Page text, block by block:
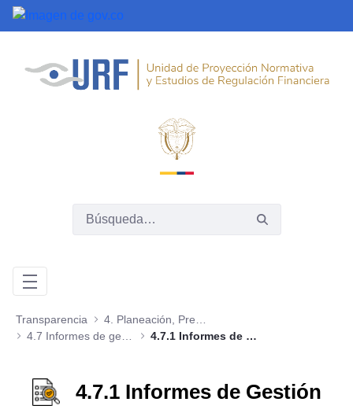
Saltar al contenido principal
Transparencia
4.7.1 Informes de Gestión
4.7.1 Informes de Gestión